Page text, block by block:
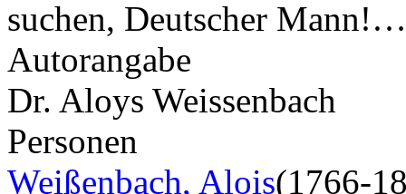
suchen, Deutscher Mann!…
Autorangabe
Dr. Aloys Weissenbach
Personen
Weißenbach, Alois(1766-